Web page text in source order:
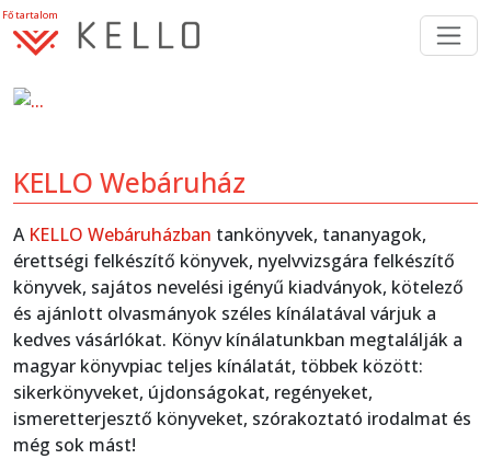
Fő tartalom
Previous
KELLO Webáruház
A KELLO Webáruházban tankönyvek, tananyagok,
érettségi felkészítő könyvek, nyelvvizsgára felkészítő
könyvek, sajátos nevelési igényű kiadványok, kötelező
és ajánlott olvasmányok széles kínálatával várjuk a
kedves vásárlókat. Könyv kínálatunkban megtalálják a
magyar könyvpiac teljes kínálatát, többek között:
sikerkönyveket, újdonságokat, regényeket,
ismeretterjesztő könyveket, szórakoztató irodalmat és
még sok mást!